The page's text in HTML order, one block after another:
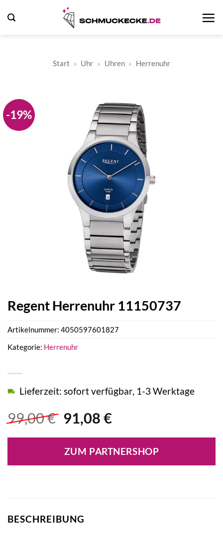
Inhalt
Start » Uhr » Uhren » Herrenuhr
-19%
Regent Herrenuhr 11150737
99,00€ Ursprünglicher
war:
99,00 €
91,08 €Aktueller
ist:
91,08 €.
Lieferzeit: sofort verfügbar, 1-3 Werktage
ZUM PARTNERSHOP
Artikelnummer: 4050597601827
Kategorie: Herrenuhr
BESCHREIBUNG